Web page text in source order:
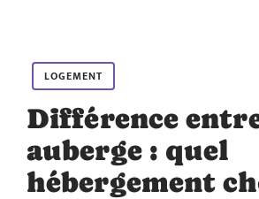
LOGEMENT
Différence
auberge : quel
hébergement